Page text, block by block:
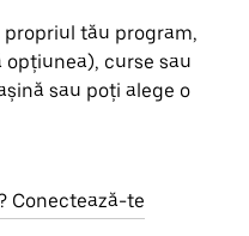
tău program,
curse sau
sau poți alege o
Conectează-te